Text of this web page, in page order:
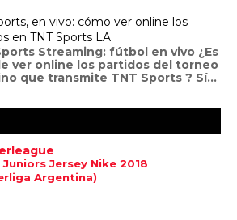
en vivo: cómo ver online los
en TNT Sports LA
Streaming: fútbol en vivo ¿Es
ver online los partidos del torneo
que transmite TNT Sports ? Sí...
Juniors Jersey Nike 2018
Argentina)